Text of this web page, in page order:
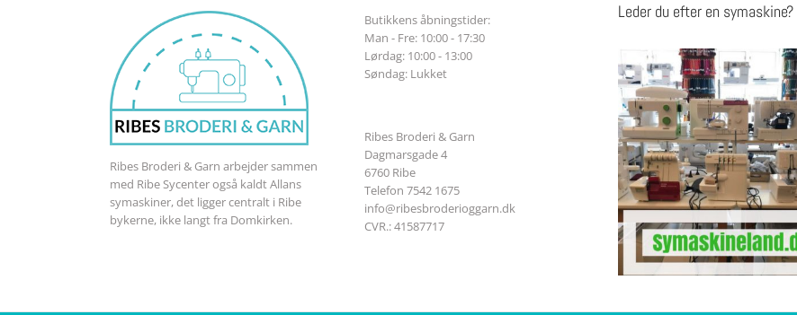
Ribes Broderi & Garn arbejder sammen
med Ribe Sycenter også kaldt Allans
symaskiner, det ligger centralt i Ribe
bykerne, ikke langt fra Domkirken.
Butikkens åbningstider:
Man - Fre: 10:00 - 17:30
Lørdag: 10:00 - 13:00
Søndag: Lukket
Ribes Broderi & Garn
Dagmarsgade 4
6760 Ribe
Telefon 7542 1675
info@ribesbroderioggarn.dk
CVR.: 41587717
Leder du efter en symaskine?